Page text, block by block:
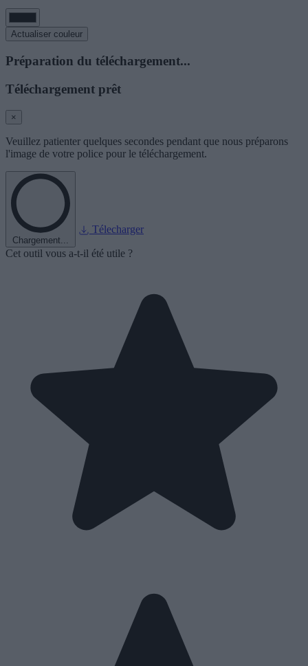
Actualiser couleur
Préparation du téléchargement...
Téléchargement prêt
×
Veuillez patienter quelques secondes pendant que nous préparons
l'image de votre police pour le téléchargement.
Chargement...
Télecharger
Cet outil vous a-t-il été utile ?